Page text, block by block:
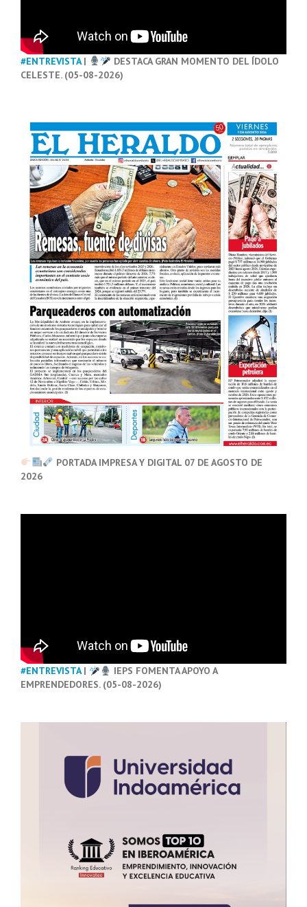
#ENTREVISTA|
DESTACA GRAN MOMENTO DEL ÍDOLO
CELESTE. (05-08-2026)
PORTADA IMPRESA Y DIGITAL 07 DE AGOSTO DE
2026
#ENTREVISTA|
IEPS FOMENTA APOYO A
EMPRENDEDORES. (05-08-2026)